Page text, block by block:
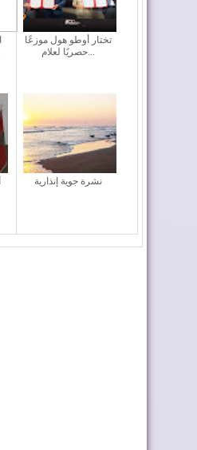
تختار أوطو هول موزعًا
حصريًا لعلام...
نشرة جوية إنذارية